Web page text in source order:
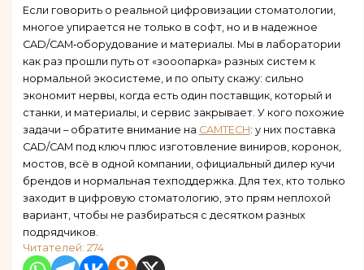
Если говорить о реальной цифровизации стоматологии,
многое упирается не только в софт, но и в надежное
CAD/CAM‑оборудование и материалы. Мы в лаборатории
как раз прошли путь от «зооопарка» разных систем к
нормальной экосистеме, и по опыту скажу: сильно
экономит нервы, когда есть один поставщик, который и
станки, и материалы, и сервис закрывает. У кого похожие
задачи – обратите внимание на CAMTECH: у них поставка
CAD/CAM под ключ плюс изготовление виниров, коронок,
мостов, всё в одной компании, официальный дилер кучи
брендов и нормальная техподдержка. Для тех, кто только
заходит в цифровую стоматологию, это прям неплохой
вариант, чтобы не разбираться с десятком разных
подрядчиков.
Читателей: 274